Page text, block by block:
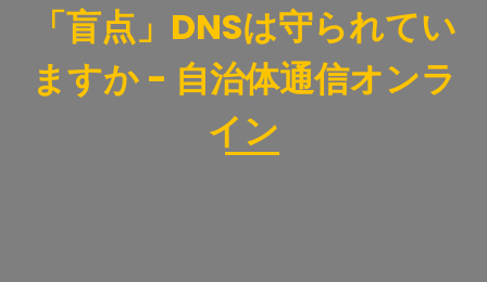
「盲点」DNSは守られてい
ますか - 自治体通信オンラ
イン